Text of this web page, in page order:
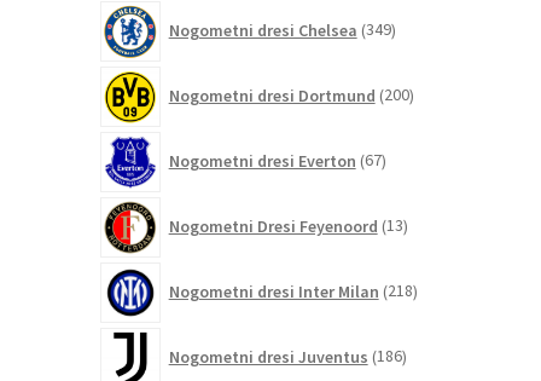
Nogometni dresi Chelsea 349izdelkov
Nogometni dresi Dortmund 200izdelkov
Nogometni dresi Everton 67izdelkov
Nogometni Dresi Feyenoord 13izdelkov
Nogometni dresi Inter Milan 218izdelkov
Nogometni dresi Juventus 186izdelkov